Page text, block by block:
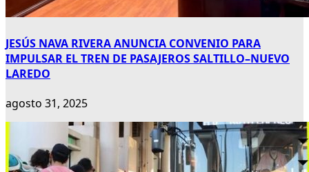
JESÚS NAVA RIVERA ANUNCIA CONVENIO PARA
IMPULSAR EL TREN DE PASAJEROS SALTILLO–NUEVO
LAREDO
agosto 31, 2025